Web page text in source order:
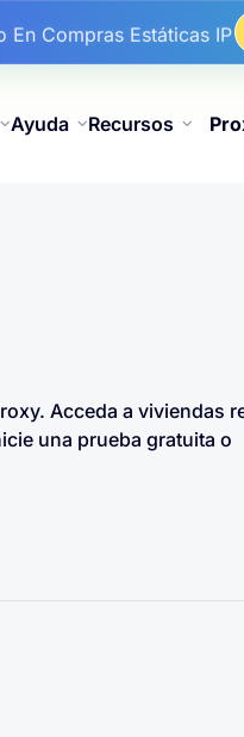
Adicional En Recargas
Compras Estáticas IP
Ayuda Recursos
Acceda a viviendas
una prueba gratuita o